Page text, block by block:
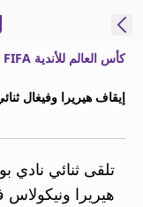
النسخة
MENA
كأس العالم للأندية FIFA
إيقاف هيريرا وفيغال
تلقى ثنائي نادي
هيريرا ونيكولاس